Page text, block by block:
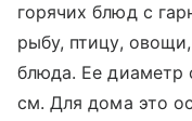
горячих блюд с
рыбу, птицу,
блюда. Ее диаметр
см. Для дома это